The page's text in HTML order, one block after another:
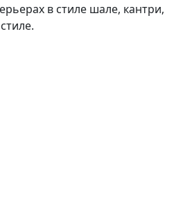
в стиле шале, кантри,